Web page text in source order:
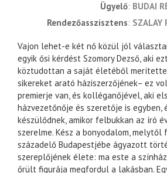
ügyelő BUDAI
rendezőasszisztens SZALAY
Vajon lehet-e két nő közül jól
egyik ősi kérdést Szomory Dezső, aki
köztudottan a saját életéből
sikereket arató háziszerzőjének– ez
premierje van, és kolléganőjével, aki
házvezetőnője és szeretője is egyben,
készülődnek, amikor felbukkan az író
szerelme. Kész a bonyodalom,
századelő Budapestjébe ágyazott
szereplőjének élete: ma este a
őrült figurája megfordul a lakásban.